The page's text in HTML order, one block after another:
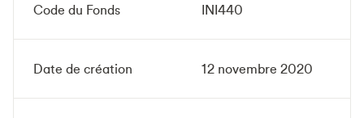
Code du Fonds INI440
Date de création 12 novembre 2020